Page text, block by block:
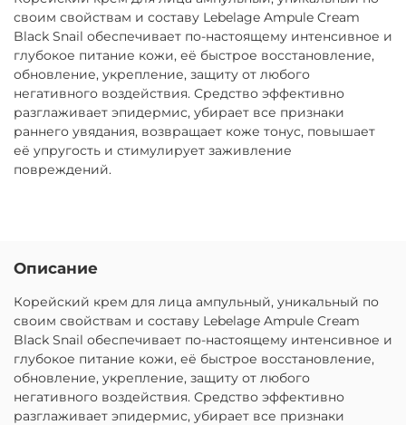
своим свойствам и составу Lebelage Ampule Cream
Black Snail обеспечивает по-настоящему интенсивное и
глубокое питание кожи, её быстрое восстановление,
обновление, укрепление, защиту от любого
негативного воздействия. Средство эффективно
разглаживает эпидермис, убирает все признаки
раннего увядания, возвращает коже тонус, повышает
её упругость и стимулирует заживление
повреждений.
Описание
Корейский крем для лица ампульный, уникальный по
своим свойствам и составу Lebelage Ampule Cream
Black Snail обеспечивает по-настоящему интенсивное и
глубокое питание кожи, её быстрое восстановление,
обновление, укрепление, защиту от любого
негативного воздействия. Средство эффективно
разглаживает эпидермис, убирает все признаки